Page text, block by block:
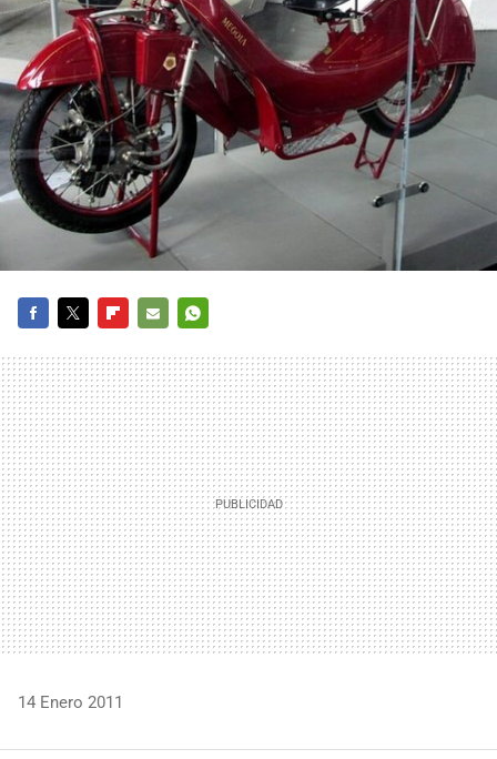
MAIL
14 Enero 2011